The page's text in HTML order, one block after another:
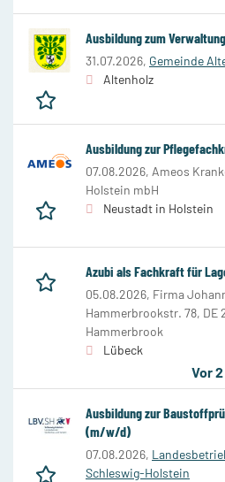
Ausbildung zum
31.07.2026, Gemeinde
Altenholz
Ausbildung zur
07.08.2026, Ameos
Holstein mbH
Neustadt in Holstein
Azubi als Fachkraft für
05.08.2026, Firma
Hammerbrookstr. 78, DE
Hammerbrook
Lübeck
Vor
Ausbildung zur
(m/w/d)
07.08.2026,
Schleswig-Holstein